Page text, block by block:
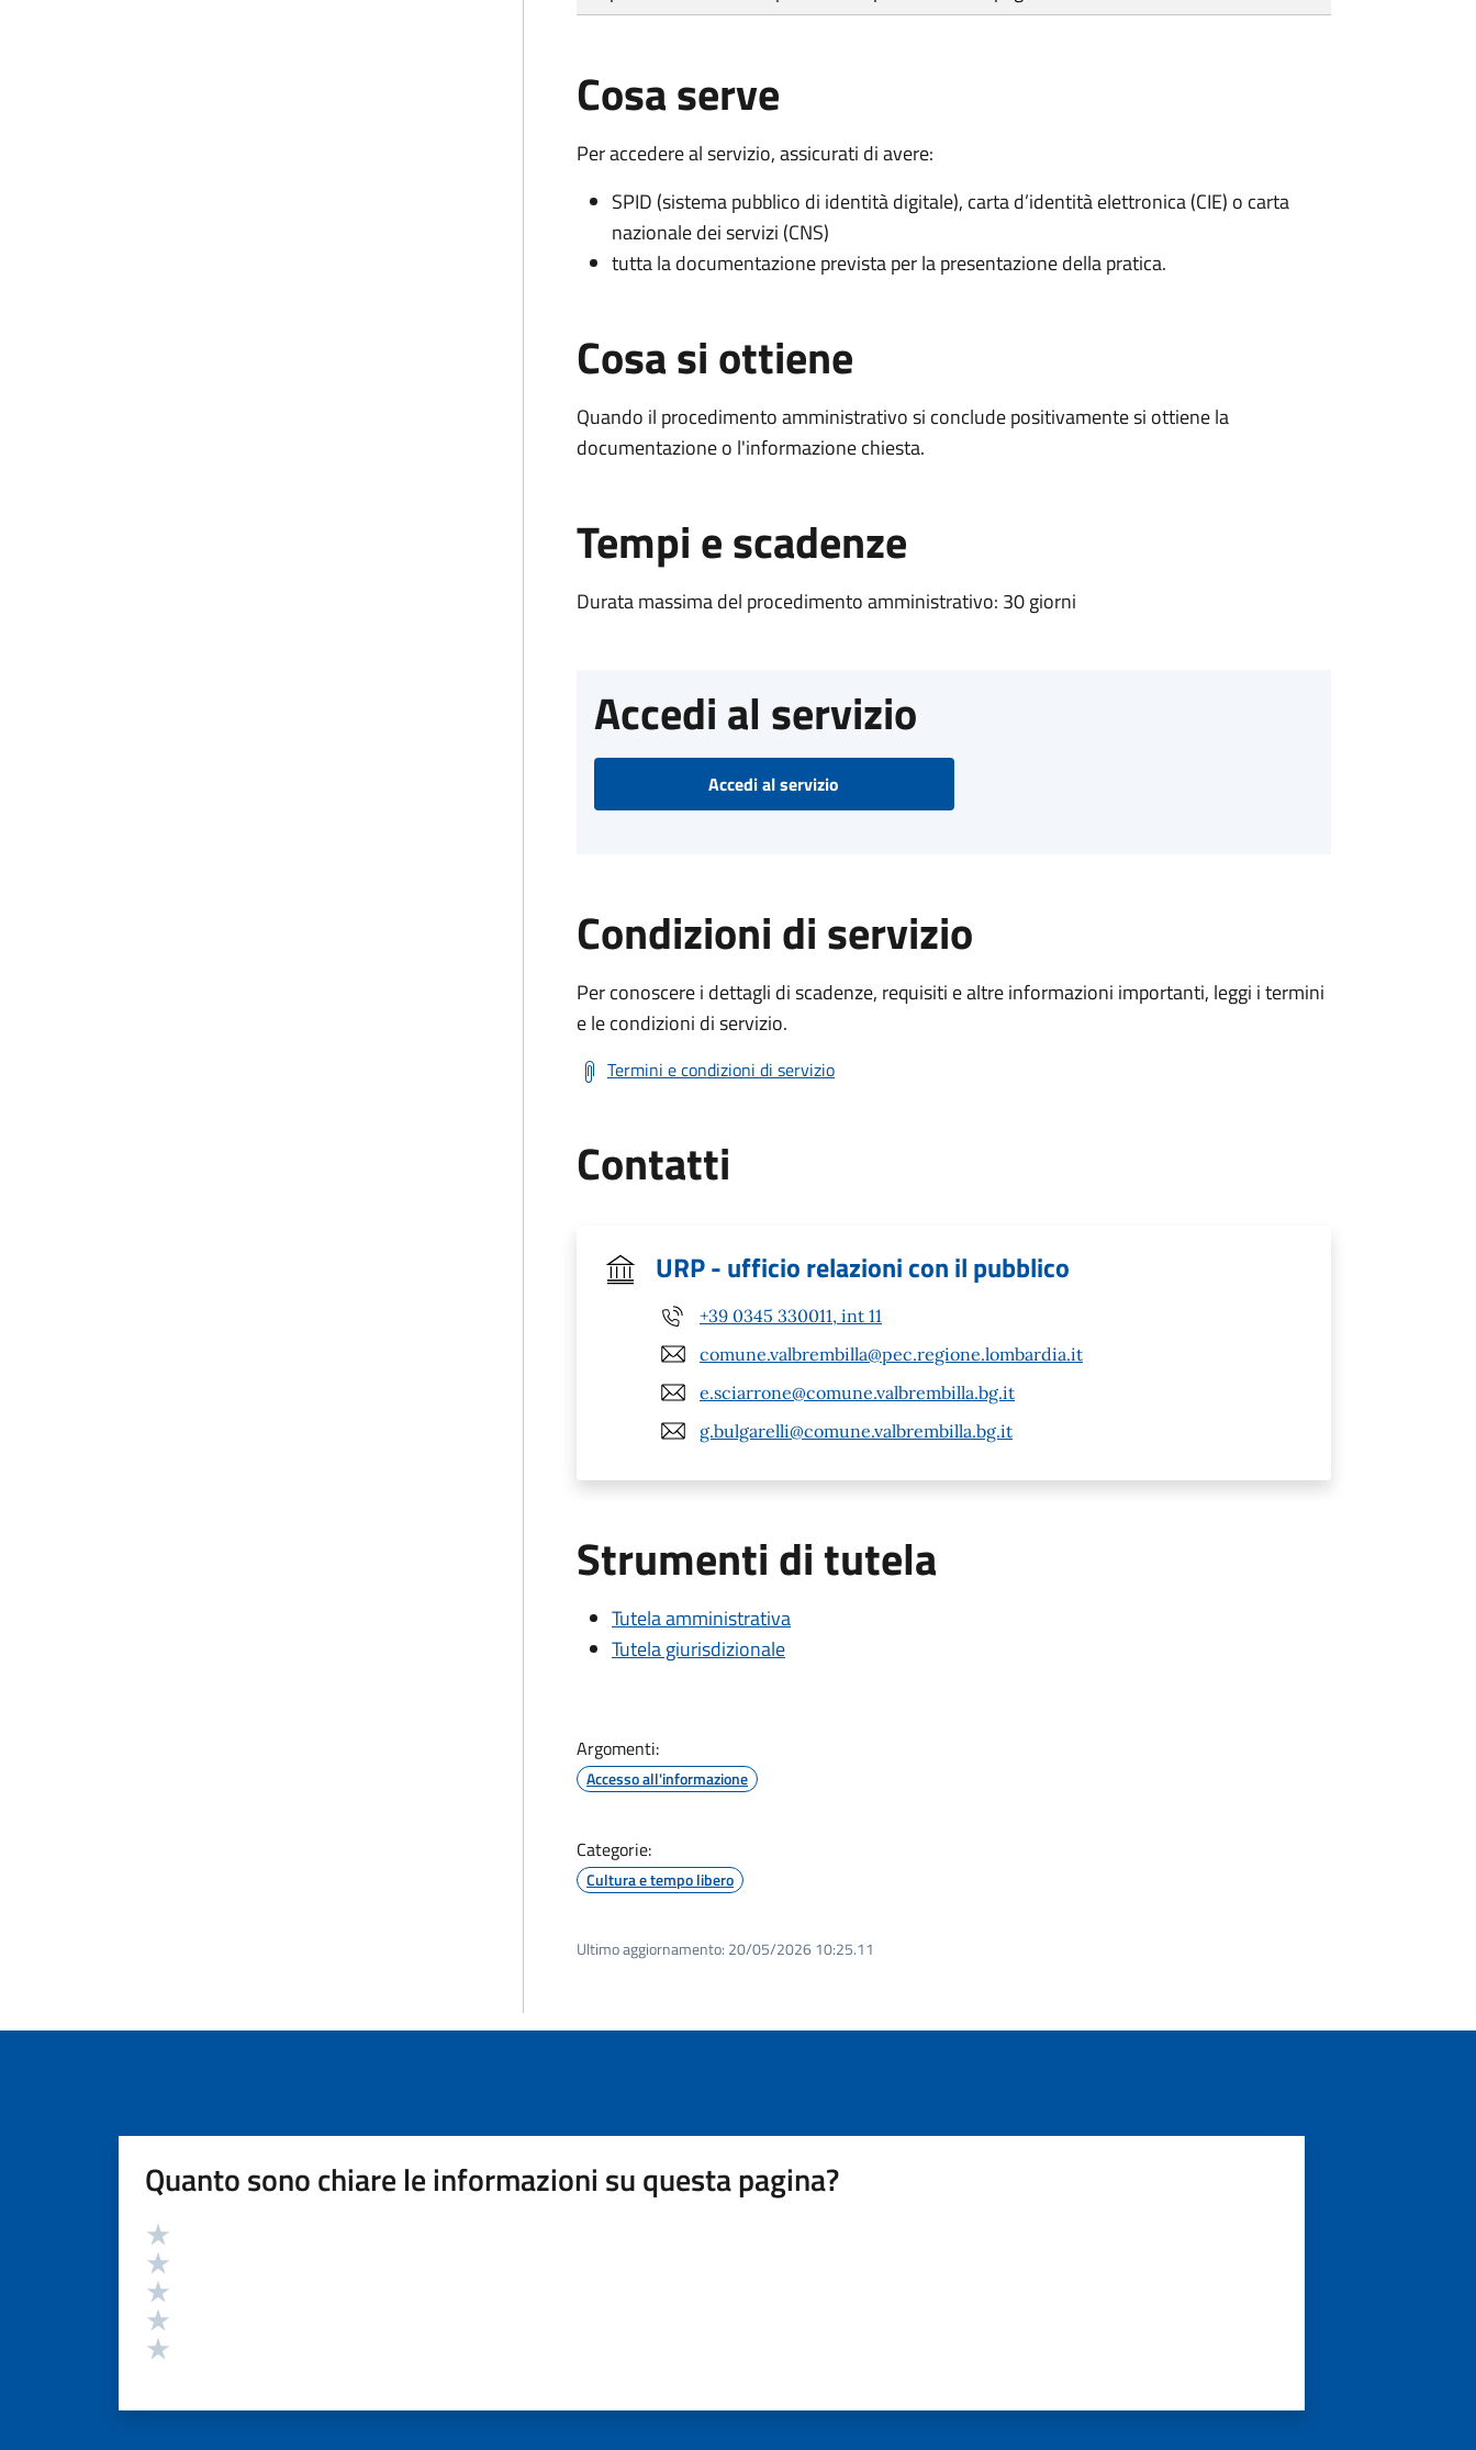
Cosa serve
Per accedere al servizio, assicurati di avere:
SPID (sistema pubblico di identità digitale), carta d’identità elettronica (CIE) o carta
nazionale dei servizi (CNS)
tutta la documentazione prevista per la presentazione della pratica.
Cosa si ottiene
Quando il procedimento amministrativo si conclude positivamente si ottiene la
documentazione o l'informazione chiesta.
Tempi e scadenze
Durata massima del procedimento amministrativo: 30 giorni
Accedi al servizio
Accedi al servizio
Condizioni di servizio
Per conoscere i dettagli di scadenze, requisiti e altre informazioni importanti, leggi i termini
e le condizioni di servizio.
Termini e condizioni di servizio
Contatti
URP - ufficio relazioni con il pubblico
+39 0345 330011, int 11
comune.valbrembilla@pec.regione.lombardia.it
e.sciarrone@comune.valbrembilla.bg.it
g.bulgarelli@comune.valbrembilla.bg.it
Strumenti di tutela
Tutela amministrativa
Tutela giurisdizionale
Argomenti:
Accesso all'informazione
Categorie:
Cultura e tempo libero
Ultimo aggiornamento: 20/05/2026 10:25.11
Quanto sono chiare le informazioni su questa pagina?
Valutazione